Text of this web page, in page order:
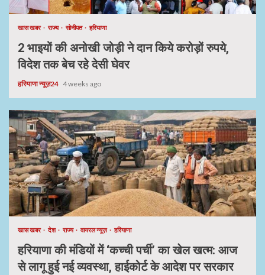
खास खबर राज्य सोनीपत हरियाणा
2 भाइयों की अनोखी जोड़ी ने दान किये करोड़ों रुपये,
विदेश तक बेच रहे देसी घेवर
हरियाणा न्यूज़24 4 weeks ago
खास खबर देश राज्य वायरल न्यूज़ हरियाणा
हरियाणा की मंडियों में ‘कच्ची पर्ची’ का खेल खत्म: आज
से लागू हुई नई व्यवस्था, हाईकोर्ट के आदेश पर सरकार